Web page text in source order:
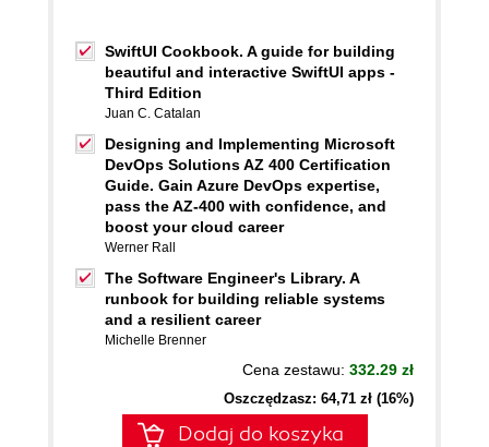
SwiftUI Cookbook. A guide for building
beautiful and interactive SwiftUI apps -
Third Edition
Juan C. Catalan
Designing and Implementing Microsoft
DevOps Solutions AZ 400 Certification
Guide. Gain Azure DevOps expertise,
pass the AZ-400 with confidence, and
boost your cloud career
Werner Rall
The Software Engineer's Library. A
runbook for building reliable systems
and a resilient career
Michelle Brenner
Cena zestawu: 332.29 zł
Oszczędzasz: 64,71 zł (16%)
Dodaj do koszyka